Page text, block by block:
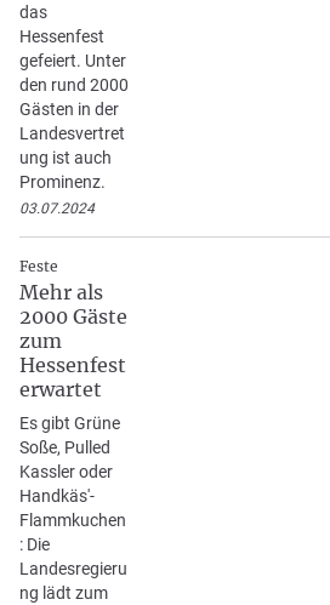
das
Hessenfest
gefeiert. Unter
den rund 2000
Gästen in der
Landesvertret
ung ist auch
Prominenz.
03.07.2024
Feste
Mehr als
2000 Gäste
zum
Hessenfest
erwartet
Es gibt Grüne
Soße, Pulled
Kassler oder
Handkäs'-
Flammkuchen
: Die
Landesregieru
ng lädt zum